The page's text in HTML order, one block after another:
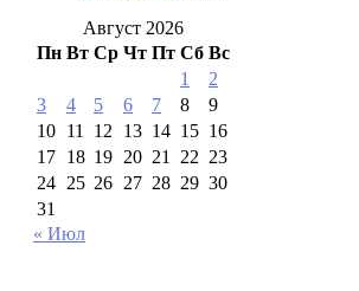
Август 2026
Пн Вт Ср Чт Пт Сб Вс
1
2
3
4 5 6 7 8
9
10 11 12 13 14 15 16
17 18 19 20 21 22 23
24 25 26 27 28 29 30
31
« Июл